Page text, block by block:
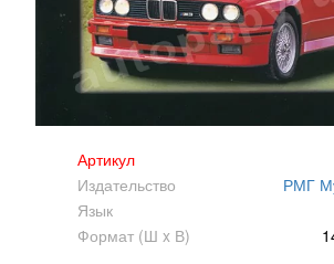
Артикул
Издательство
РМГ
Язык
Формат (Ш x В)